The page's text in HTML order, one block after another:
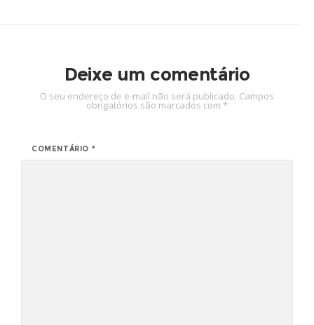
Deixe um comentário
O seu endereço de e-mail não será publicado. Campos
obrigatórios são marcados com *
COMENTÁRIO *